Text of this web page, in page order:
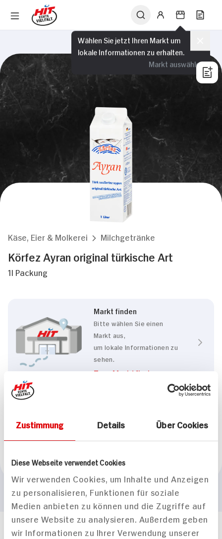
Zustimmung Details Über Cookies
Diese Webseite verwendet Cookies
Wir verwenden Cookies, um Inhalte und Anzeigen
zu personalisieren, Funktionen für soziale
Medien anbieten zu können und die Zugriffe auf
unsere Website zu analysieren. Außerdem geben
wir Informationen zu Ihrer Verwendung unserer
Wählen Sie jetzt Ihren Markt um
lokale Informationen zu erhalten.
Markt auswählen
Käse, Eier & Molkerei Milchgetränke
Körfez Ayran original türkische Art
1l Packung
Markt finden
Bitte wählen Sie einen
Markt aus,
um lokale Informationen zu
sehen.
Zum Marktfinder
Ohne Gentechnik
Körfez
Häufig gestellte Fragen